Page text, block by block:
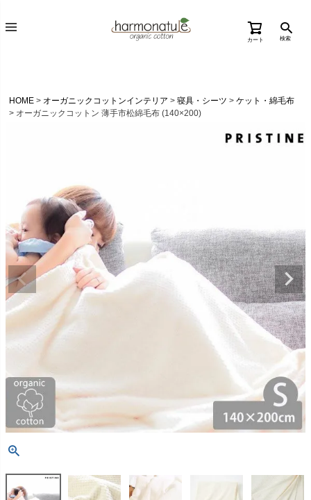
カート 検索
HOME オーガニックコットンインテリア 寝具・シーツ
ケット・綿毛布
オーガニックコットン 薄手市松綿毛布 (140×200)